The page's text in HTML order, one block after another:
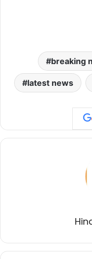
breaking
latest news